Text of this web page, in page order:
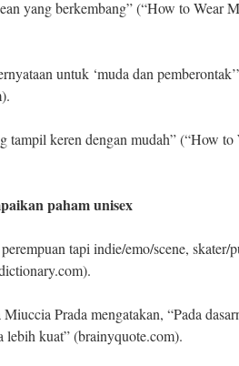
yang berkembang” (“How to Wear
untuk ‘muda dan
tampil keren dengan mudah” (“How to
paham unisex
tapi indie/emo/scene, skater/
Prada mengatakan, “Pada
lebih kuat” (brainyquote.com).